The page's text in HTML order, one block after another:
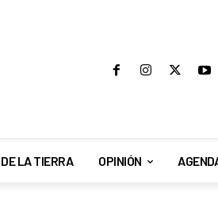
DE LA TIERRA OPINIÓN